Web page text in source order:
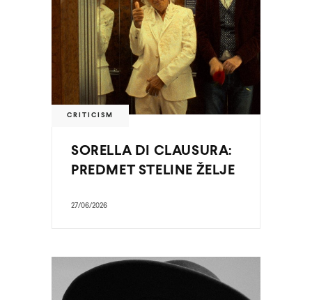
CRITICISM
SORELLA DI CLAUSURA:
PREDMET STELINE ŽELJE
27/06/2026